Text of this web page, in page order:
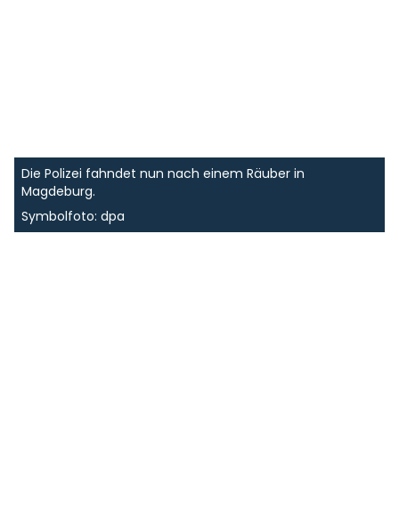
Die Polizei fahndet nun nach einem Räuber in
Magdeburg.
Symbolfoto: dpa